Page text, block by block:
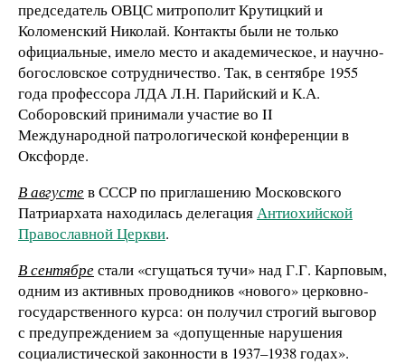
председатель ОВЦС митрополит Крутицкий и
Коломенский Николай. Контакты были не только
официальные, имело место и академическое, и научно-
богословское сотрудничество. Так, в сентябре 1955
года профессора ЛДА Л.Н. Парийский и К.А.
Соборовский принимали участие во II
Международной патрологической конференции в
Оксфорде.
В августев СССР по приглашению Московского
Патриархата находилась делегацияАнтиохийской
Православной Церкви.
В сентябрестали «сгущаться тучи» над Г.Г. Карповым,
одним из активных проводников «нового» церковно-
государственного курса: он получил строгий выговор
с предупреждением за «допущенные нарушения
социалистической законности в 1937–1938 годах».